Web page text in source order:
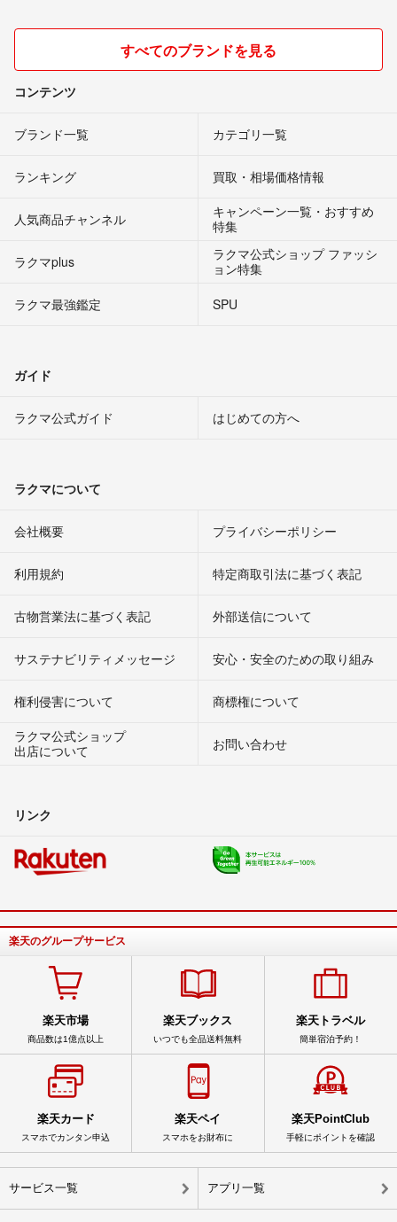
すべてのブランドを見る
コンテンツ
ブランド一覧 カテゴリ一覧
ランキング 買取・相場価格情報
人気商品チャンネル
キャンペーン一覧・おすすめ
特集
ラクマplus
ラクマ公式ショップ ファッシ
ョン特集
ラクマ最強鑑定
SPU
ガイド
ラクマ公式ガイド はじめての方へ
ラクマについて
会社概要 プライバシーポリシー
利用規約 特定商取引法に基づく表記
古物営業法に基づく表記 外部送信について
サステナビリティメッセージ 安心・安全のための取り組み
権利侵害について
商標権について
ラクマ公式ショップ
出店について
お問い合わせ
リンク
楽天のグループサービス
楽天市場
商品数は1億点以上
楽天ブックス
いつでも全品送料無料
楽天トラベル
簡単宿泊予約！
楽天カード
スマホでカンタン申込
楽天ペイ
スマホをお財布に
楽天PointClub
手軽にポイントを確認
サービス一覧 アプリ一覧